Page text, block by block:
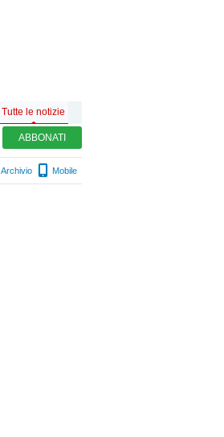
Tutte le notizie
ABBONATI
Archivio Mobile